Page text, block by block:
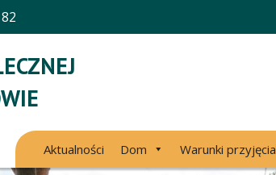
Aktualności Dom Warunki przyjęcia